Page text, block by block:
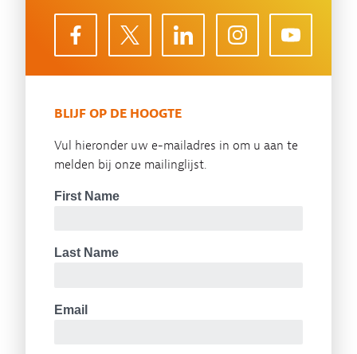
BLIJF OP DE HOOGTE
Vul hieronder uw e-mailadres in om u aan te
melden bij onze mailinglijst.